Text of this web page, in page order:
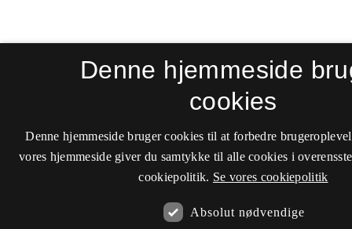
Denne hjemmeside
cookies
Denne hjemmeside bruger cookies til at forbedre
vores hjemmeside giver du samtykke til alle cookies i
cookiepolitik. Se vores cookiepolitik
Absolut nødvendige